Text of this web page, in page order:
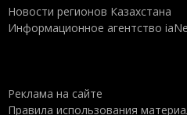
Новости регионов Казахстана
Информационное агентство
Реклама на сайте
Правила использования